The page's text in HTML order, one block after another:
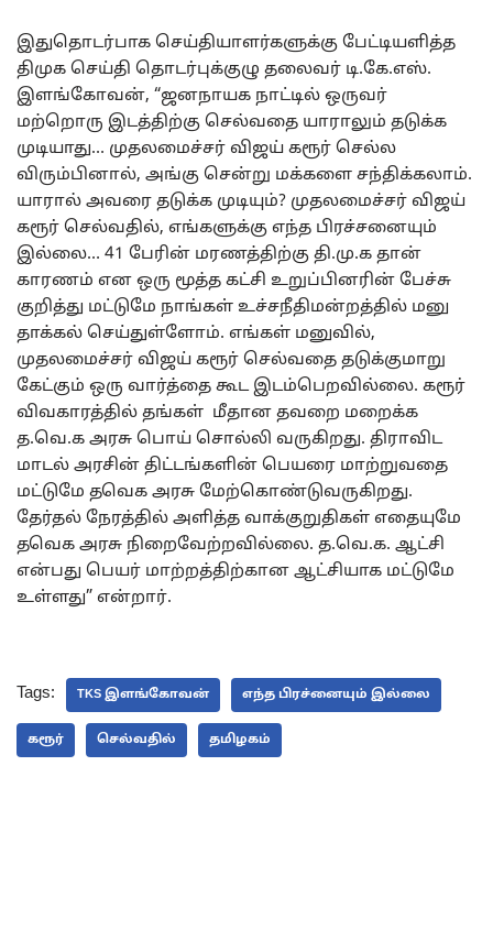
இதுதொடர்பாக செய்தியாளர்களுக்கு பேட்டியளித்த
திமுக செய்தி தொடர்புக்குழு தலைவர் டி.கே.எஸ்.
இளங்கோவன், “ஜனநாயக நாட்டில் ஒருவர்
மற்றொரு இடத்திற்கு செல்வதை யாராலும் தடுக்க
முடியாது… முதலமைச்சர் விஜய் கரூர் செல்ல
விரும்பினால், அங்கு சென்று மக்களை சந்திக்கலாம்.
யாரால் அவரை தடுக்க முடியும்? முதலமைச்சர் விஜய்
கரூர் செல்வதில், எங்களுக்கு எந்த பிரச்சனையும்
இல்லை… 41 பேரின் மரணத்திற்கு தி.மு.க தான்
காரணம் என ஒரு மூத்த கட்சி உறுப்பினரின் பேச்சு
குறித்து மட்டுமே நாங்கள் உச்சநீதிமன்றத்தில் மனு
தாக்கல் செய்துள்ளோம். எங்கள் மனுவில்,
முதலமைச்சர் விஜய் கரூர் செல்வதை தடுக்குமாறு
கேட்கும் ஒரு வார்த்தை கூட இடம்பெறவில்லை. கரூர்
விவகாரத்தில் தங்கள் மீதான தவறை மறைக்க
த.வெ.க அரசு பொய் சொல்லி வருகிறது. திராவிட
மாடல் அரசின் திட்டங்களின் பெயரை மாற்றுவதை
மட்டுமே தவெக அரசு மேற்கொண்டுவருகிறது.
தேர்தல் நேரத்தில் அளித்த வாக்குறுதிகள் எதையுமே
தவெக அரசு நிறைவேற்றவில்லை. த.வெ.க. ஆட்சி
என்பது பெயர் மாற்றத்திற்கான ஆட்சியாக மட்டுமே
உள்ளது” என்றார்.
Tags: TKS இளங்கோவன் எந்த பிரச்னையும் இல்லை
கரூர் செல்வதில் தமிழகம்